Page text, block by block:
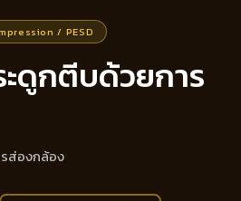
/ PESD
ดูกตีบด้วยการ
ส่องกล้อง